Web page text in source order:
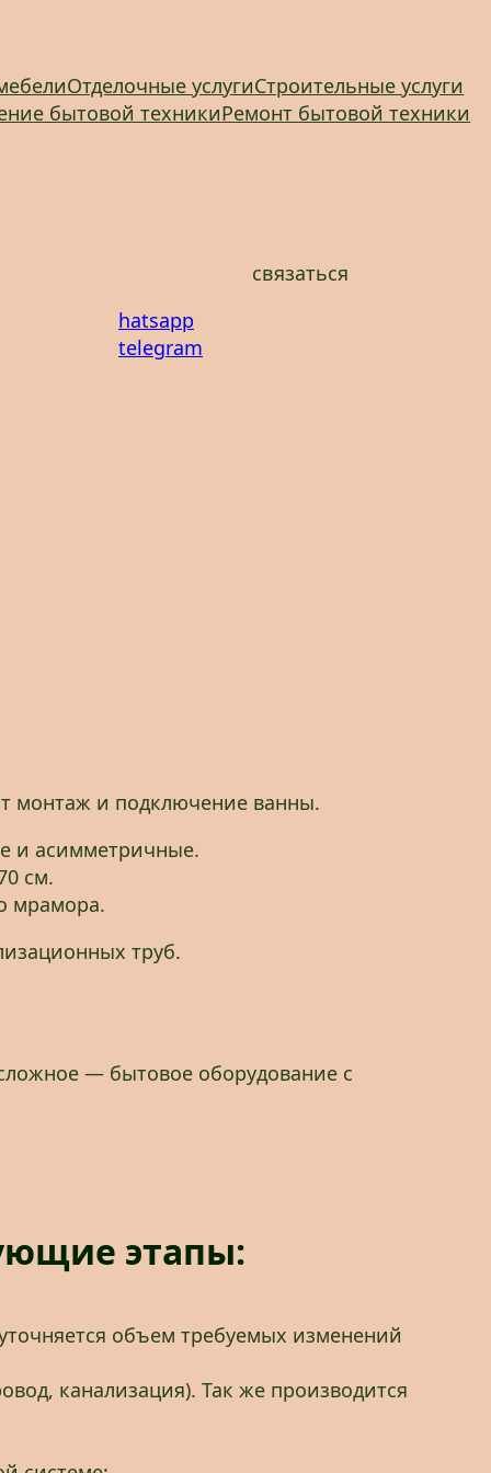
Отделочные услугиСтроительные услуги
бытовой техникиРемонт бытовой техники
связаться
hatsapp
telegram
монтаж и подключение ванны.
и асимметричные.
см.
мрамора.
труб.
— бытовое оборудование с
этапы:
объем требуемых изменений
канализация). Так же производится